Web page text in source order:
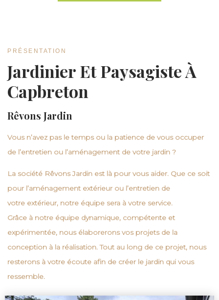
PRÉSENTATION
Jardinier Et Paysagiste À
Capbreton
Rêvons Jardin
Vous n’avez pas le temps ou la patience de vous occuper
de l’entretien ou l’aménagement de votre jardin ?
La société Rêvons Jardin est là pour vous aider. Que ce soit
pour l’aménagement extérieur ou l’entretien de
votre extérieur, notre équipe sera à votre service.
Grâce à notre équipe dynamique, compétente et
expérimentée, nous élaborerons vos projets de la
conception à la réalisation. Tout au long de ce projet, nous
resterons à votre écoute afin de créer le jardin qui vous
ressemble.